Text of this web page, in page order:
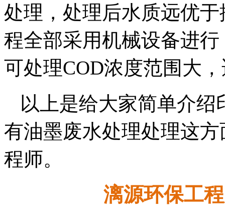
处理，处理后水质远优
程全部采用机械设备进
可处理COD浓度范围大
以上是给大家简单介
有油墨废水处理处理这
程师。
漓源环保工